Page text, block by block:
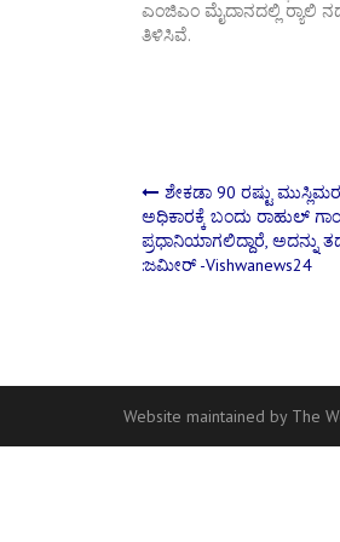
ಎಂಜಿಎಂ ಮೈದಾನದಲ್ಲಿ
ತಿಳಿಸಿವೆ.
Post
ಶೇಕಡಾ 90 ರಷ್ಟು
ಅಧಿಕಾರಕ್ಕೆ ಬಂದು ರಾಹುಲ್‌
ಪ್ರಧಾನಿಯಾಗಲಿದ್ದಾರೆ, ಅದನ್ನು
:ಜಮೀರ್ -Vishwanews24
Website maintained by The